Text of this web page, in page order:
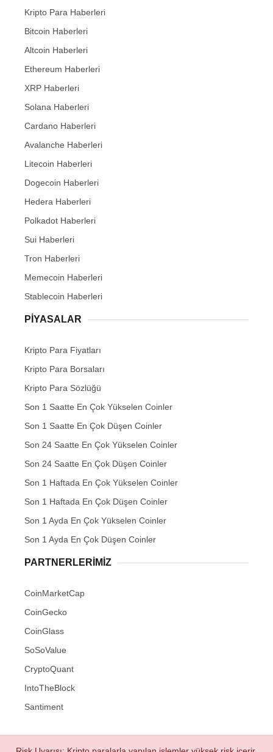
Kripto Para Haberleri
Bitcoin Haberleri
Altcoin Haberleri
Ethereum Haberleri
XRP Haberleri
Solana Haberleri
Cardano Haberleri
Avalanche Haberleri
Litecoin Haberleri
Dogecoin Haberleri
Hedera Haberleri
Polkadot Haberleri
Sui Haberleri
Tron Haberleri
Memecoin Haberleri
Stablecoin Haberleri
PIYASALAR
Kripto Para Fiyatları
Kripto Para Borsaları
Kripto Para Sözlüğü
Son 1 Saatte En Çok Yükselen Coinler
Son 1 Saatte En Çok Düşen Coinler
Son 24 Saatte En Çok Yükselen Coinler
Son 24 Saatte En Çok Düşen Coinler
Son 1 Haftada En Çok Yükselen Coinler
Son 1 Haftada En Çok Düşen Coinler
Son 1 Ayda En Çok Yükselen Coinler
Son 1 Ayda En Çok Düşen Coinler
PARTNERLERIMIZ
CoinMarketCap
CoinGecko
CoinGlass
SoSoValue
CryptoQuant
IntoTheBlock
Santiment